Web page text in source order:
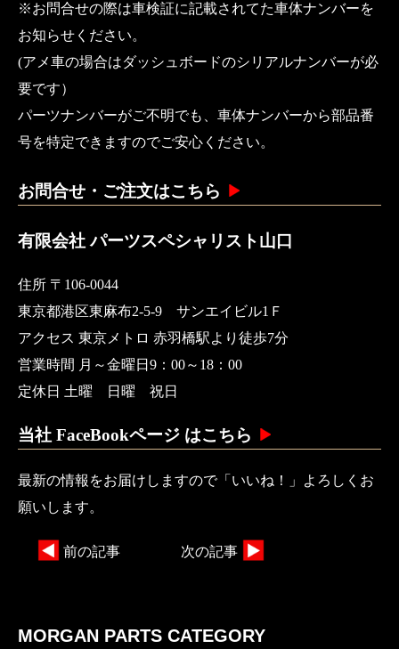
※お問合せの際は車検証に記載されてた車体ナンバーを
お知らせください。
(アメ車の場合はダッシュボードのシリアルナンバーが必
要です）
パーツナンバーがご不明でも、車体ナンバーから部品番
号を特定できますのでご安心ください。
お問合せ・ご注文はこちら
有限会社 パーツスペシャリスト山口
住所 〒106-0044
東京都港区東麻布2-5-9 サンエイビル1Ｆ
アクセス 東京メトロ 赤羽橋駅より徒歩7分
営業時間 月～金曜日9：00～18：00
定休日 土曜 日曜 祝日
当社 FaceBookページ はこちら
最新の情報をお届けしますので「いいね！」よろしくお
願いします。
前の記事 次の記事
MORGAN PARTS CATEGORY